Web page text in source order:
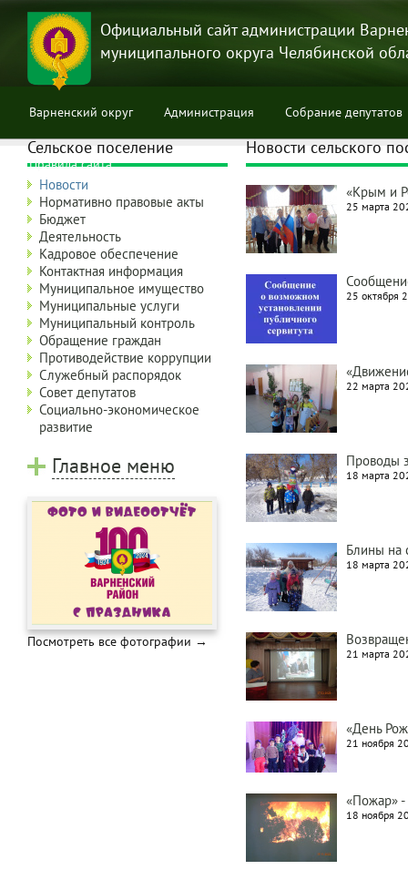
Перейти
основному
содержанию
Официальный сайт администрации
муниципального округа Челябинской
Варненский округ Администрация Собрание депутатов
Правила сайта
Новости сельского
«Крым и
25 марта
25 октября
22 марта
Проводы
18 марта
Блины на
18 марта
21 марта
«День
21 ноября
«Пожар» -
18 ноября
Сельское поселение
Новости
Нормативно правовые акты
Бюджет
Деятельность
Кадровое обеспечение
Контактная информация
Муниципальное имущество
Муниципальные услуги
Муниципальный контроль
Обращение граждан
Противодействие коррупции
Служебный распорядок
Совет депутатов
Социально-экономическое
развитие
Главное меню
Посмотреть все фотографии →